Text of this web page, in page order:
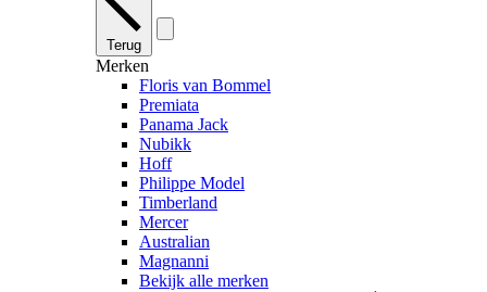
Terug
Merken
Floris van Bommel
Premiata
Panama Jack
Nubikk
Hoff
Philippe Model
Timberland
Mercer
Australian
Magnanni
Bekijk alle merken